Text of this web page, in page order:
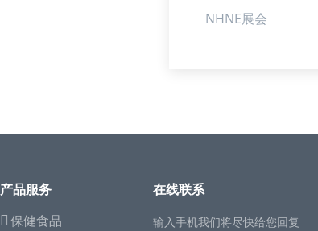
NHNE展会
产品服务
保健食品
在线联系
输入手机我们将尽快给您回复